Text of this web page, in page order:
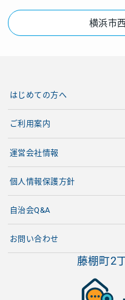
横浜市
藤棚町2
はじめての方へ
ご利用案内
運営会社情報
個人情報保護方針
自治会Q&A
お問い合わせ